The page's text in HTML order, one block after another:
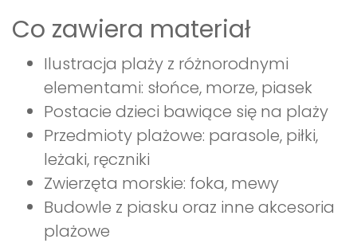
Co zawiera materiał
Ilustracja plaży z różnorodnymi
elementami: słońce, morze, piasek
Postacie dzieci bawiące się na plaży
Przedmioty plażowe: parasole, piłki,
leżaki, ręczniki
Zwierzęta morskie: foka, mewy
Budowle z piasku oraz inne akcesoria
plażowe